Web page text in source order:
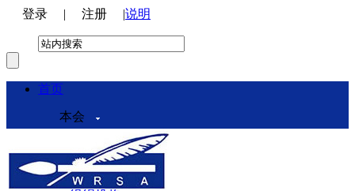
登录 | 注册 |说明
首页
本会
本会介绍
领导机构
理事会